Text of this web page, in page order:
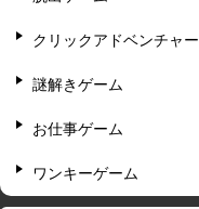
クリックアドベンチャー
謎解きゲーム
お仕事ゲーム
ワンキーゲーム